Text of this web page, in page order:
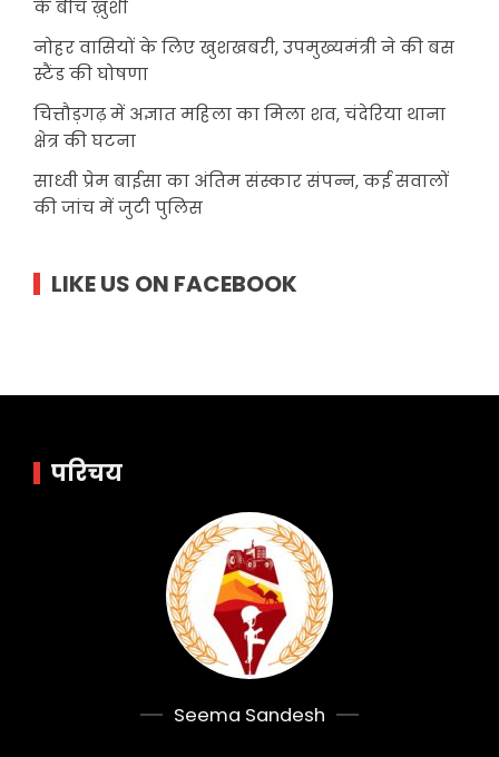
के बीच ख़ुशी
नोहर वासियों के लिए खुशखबरी, उपमुख्यमंत्री ने की बस
स्टैंड की घोषणा
चित्तौड़गढ़ में अज्ञात महिला का मिला शव, चंदेरिया थाना
क्षेत्र की घटना
साध्वी प्रेम बाईसा का अंतिम संस्कार संपन्न, कई सवालों
की जांच में जुटी पुलिस
LIKE US ON FACEBOOK
परिचय
Seema Sandesh